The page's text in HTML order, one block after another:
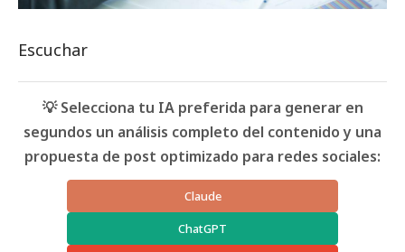
Escuchar
💡 Selecciona tu IA preferida para generar en
segundos un análisis completo del contenido y una
propuesta de post optimizado para redes sociales:
Claude
ChatGPT